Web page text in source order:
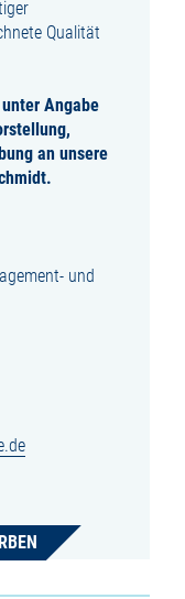
Qualität
Angabe
an unsere
und